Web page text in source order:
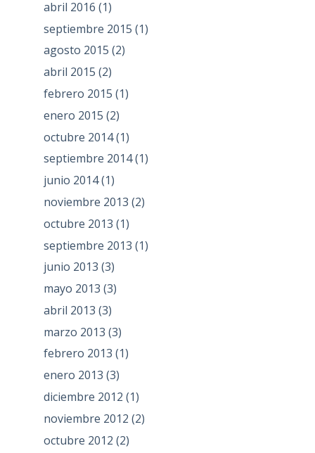
abril 2016 (1)
septiembre 2015 (1)
agosto 2015 (2)
abril 2015 (2)
febrero 2015 (1)
enero 2015 (2)
octubre 2014(1)
septiembre 2014(1)
junio 2014(1)
noviembre 2013 (2)
octubre 2013 (1)
septiembre 2013 (1)
junio 2013 (3)
mayo 2013 (3)
abril 2013 (3)
marzo 2013 (3)
febrero 2013 (1)
enero 2013 (3)
diciembre 2012 (1)
noviembre 2012 (2)
octubre 2012 (2)